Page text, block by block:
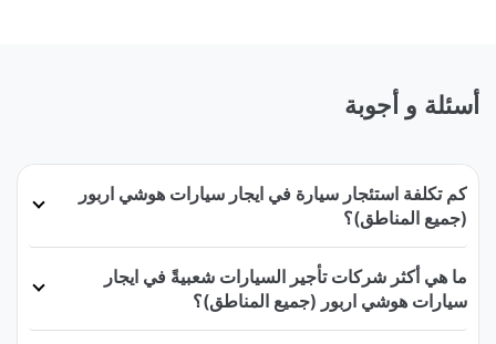
أسئلة و أجوبة
كم تكلفة استئجار سيارة في ايجار سيارات هوشي اربور
(جميع المناطق)؟
ما هي أكثر شركات تأجير السيارات شعبيةً في ايجار
سيارات هوشي اربور (جميع المناطق)؟